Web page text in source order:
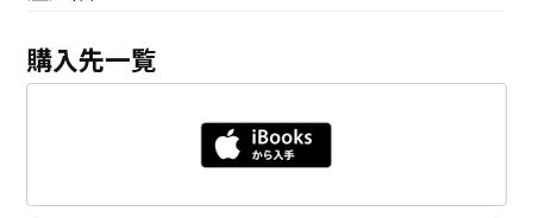
購入先一覧